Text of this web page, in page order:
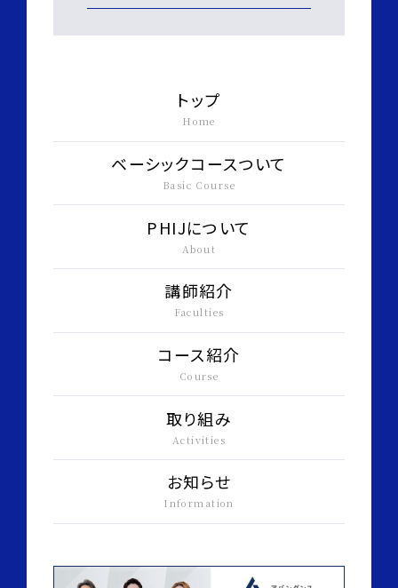
トップ
Home
ベーシックコースついて
Basic Course
PHIJについて
About
講師紹介
Faculties
コース紹介
Course
取り組み
Activities
お知らせ
Information